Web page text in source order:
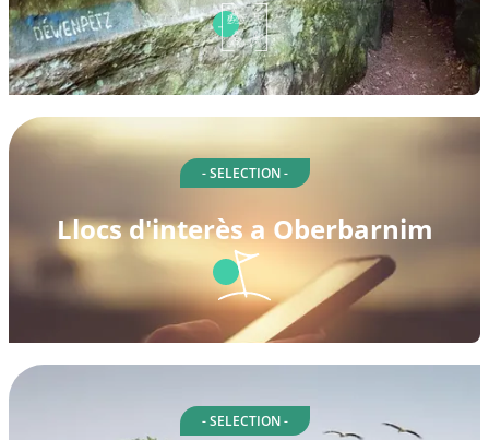
- SELECTION -
Llocs d'interès a Oberbarnim
- SELECTION -